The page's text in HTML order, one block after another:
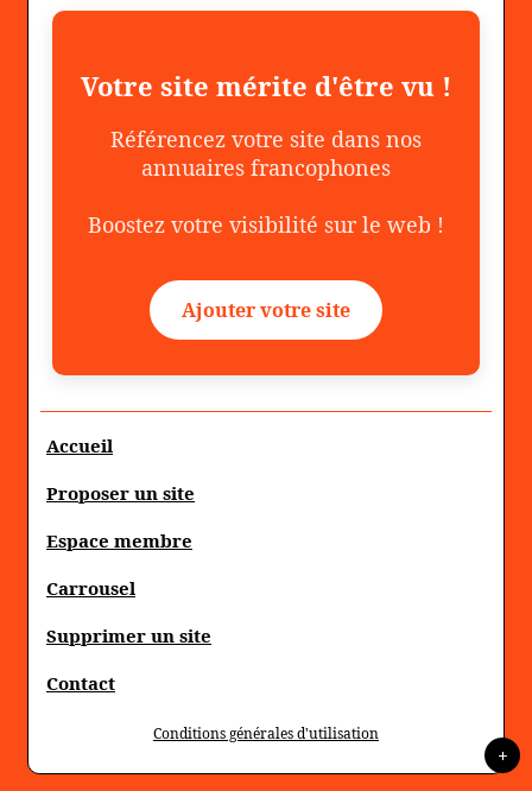
Votre site mérite d'être vu !
Référencez votre site dans nos
annuaires francophones
Boostez votre visibilité sur le web !
Ajouter votre site
Accueil
Proposer un site
Espace membre
Carrousel
Supprimer un site
Contact
Conditions générales d'utilisation
+